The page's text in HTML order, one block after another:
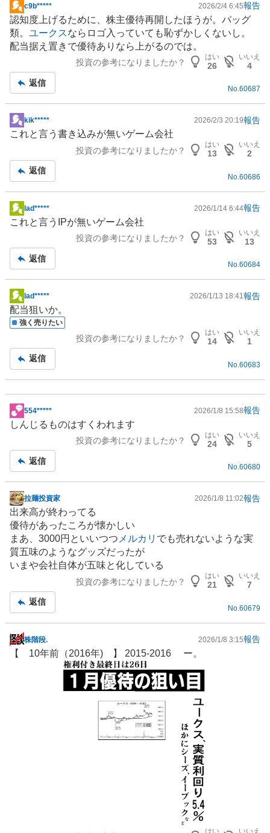
掲
示
板
記
c9b***** 2026/2/4 6:45報告
認知度上げるために、 株主優待再開したほうが。バッグ
類。 ユークスならロゴ入っていても恥ずかしくないし。
配当据え置きで優待ありなら上がるのでは。
投資の参考になりましたか？
はい
26
いいえ
4
返信
No.60687
掲
示
事
kik***** 2026/2/3 20:19報告
これと言う書き込みが無いゲーム会社
投資の参考になりましたか？
はい
13
いいえ
2
返信
No. 60686
掲
示
事
lad***** 2026/1/14 6:44報告
これと言う IPが無いゲーム会社
投資の参考になりましたか？
はい
53
いいえ
13
返信
No.60684
掲
示
板
lad***** 2026/1/13 18:41報告
配当狙いか。
強く売りたい
投資の参考になりましたか？
はい
14
いいえ
1
返信
No. 60683
掲
示
事
554***** 2026/1/8 15:58報告
しんじるものはすくわれます
投資の参考になりましたか？
はい
24
いいえ
5
返信
No.60680
掲
示
板
記
事
拉麺投資家 2026/1/8 11:02報告
出来高が終わってる
優待があったころが懐かしい
まあ、3000円といいつつ メルカリ でも売れないような実
質五味のようなグッズだったが
いまや会社自体が五味と化している
投資の参考になりましたか？
はい
21
いいえ
7
返信
No. 60679
掲
示
株階段. 2026/1/8 3:15報告
【 10年前（2016年) 】 2015-2016 ー。
はい いいえ